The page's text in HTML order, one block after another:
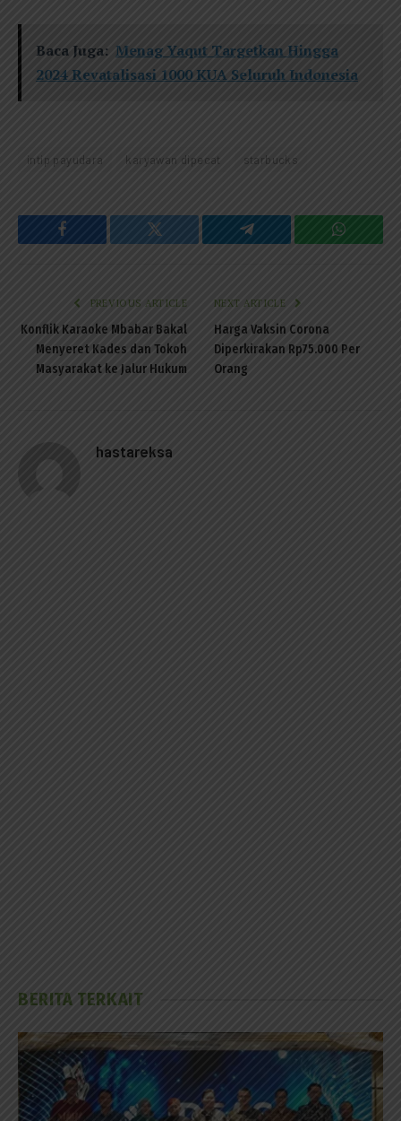
Baca Juga: Menag Yaqut Targetkan Hingga
2024 Revatalisasi 1000 KUA Seluruh Indonesia
intip payudara karyawan dipecat starbucks
Facebook Twitter Telegram
PREVIOUS ARTICLE
Konflik Karaoke Mbabar Bakal
Menyeret Kades dan Tokoh
Masyarakat ke Jalur Hukum
NEXT ARTICLE
Harga Vaksin Corona
Diperkirakan Rp75.000 Per
Orang
hastareksa
BERITA TERKAIT